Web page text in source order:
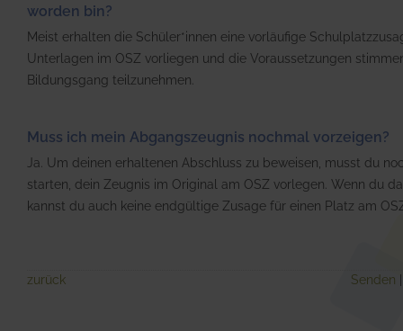
worden bin?
Meist erhalten die Schüler*innen eine vorläufige
Unterlagen im OSZ vorliegen und die Voraussetzungen
Bildungsgang teilzunehmen.
Muss ich mein Abgangszeugnis nochmal vorzeigen?
Ja. Um deinen erhaltenen Abschluss zu beweisen, musst du
starten, dein Zeugnis im Original am OSZ vorlegen. Wenn du
kannst du auch keine endgültige Zusage für einen Platz am
zurück Senden